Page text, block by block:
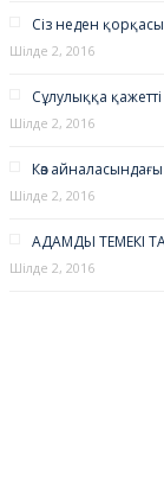
Сіз неден
Шілде 2, 2016
Сұлулыққа қажетті
Шілде 2, 2016
Көз
Шілде 2, 2016
АДАМДЫ ТЕМЕКІ
Шілде 2, 2016